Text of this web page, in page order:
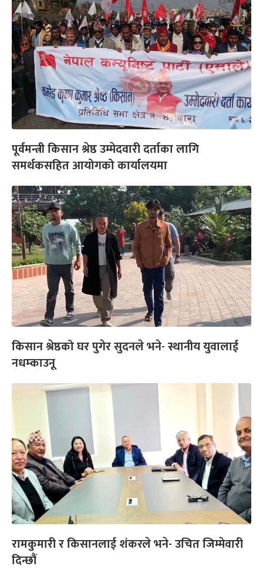
पूर्वमन्त्री किसान श्रेष्ठ उम्मेदवारी दर्ताका लागि
समर्थकसहित आयोगको कार्यालयमा
किसान श्रेष्ठको घर पुगेर सुदनले भने- स्थानीय युवालाई
नधम्काउनू
रामकुमारी र किसानलाई शंकरले भने- उचित जिम्मेवारी
दिन्छौं